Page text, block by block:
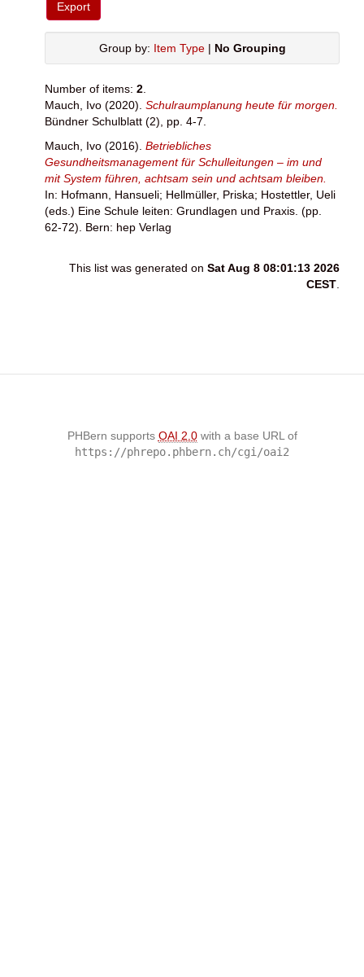
Group by: Item Type| No Grouping
Number of items: 2
Mauch, Ivo (2020). Schulraumplanung heute für morgen.
Bündner Schulblatt (2), pp. 4-7.
Mauch, Ivo (2016). Betriebliches
Gesundheitsmanagement für Schulleitungen – im und
mit System führen, achtsam sein und achtsam bleiben.
In: Hofmann, Hansueli; Hellmüller, Priska; Hostettler, Ueli
(eds.) Eine Schule leiten: Grundlagen und Praxis. (pp.
62-72). Bern: hep Verlag
This list was generated on Sat Aug 8 08:01:13 2026
CEST
PHBern supports OAI 2.0with a base URL of
https://phrepo.phbern.ch/cgi/oai2